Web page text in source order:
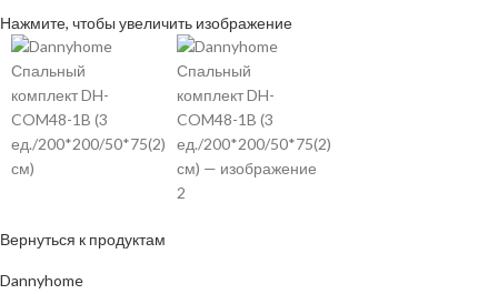
Нажмите, чтобы увеличить изображение
Вернуться к продуктам
Dannyhome